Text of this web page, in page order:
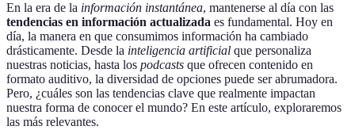
En la era de la información instantánea, mantenerse al día con las
tendencias en información actualizada es fundamental. Hoy en
día, la manera en que consumimos información ha cambiado
drásticamente. Desde la inteligencia artificial que personaliza
nuestras noticias, hasta los podcasts que ofrecen contenido en
formato auditivo, la diversidad de opciones puede ser abrumadora.
Pero, ¿cuáles son las tendencias clave que realmente impactan
nuestra forma de conocer el mundo? En este artículo, exploraremos
las más relevantes.